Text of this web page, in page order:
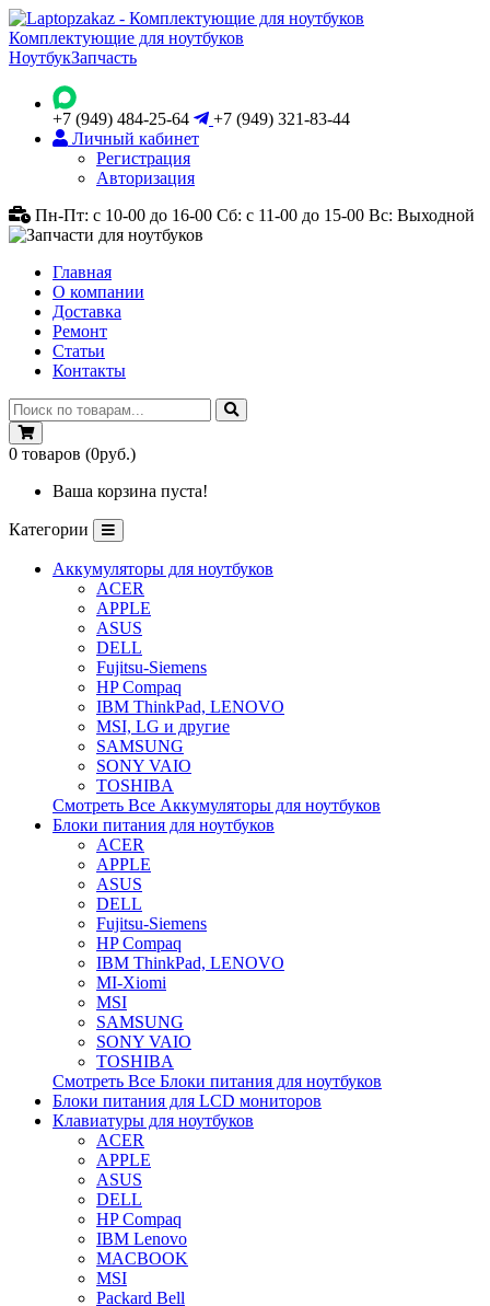
Комплектующие для ноутбуков
НоутбукЗапчасть
+7 (949) 484-25-64
+7 (949) 321-83-44
Личный кабинет
Регистрация
Авторизация
Пн-Пт: с 10-00 до 16-00 Сб: с 11-00 до 15-00 Вс: Выходной
Главная
О компании
Доставка
Ремонт
Статьи
Контакты
0 товаров (0руб.)
Ваша корзина пуста!
Категории
Аккумуляторы для ноутбуков
ACER
APPLE
ASUS
DELL
Fujitsu-Siemens
HP Compaq
IBM ThinkPad, LENOVO
MSI, LG и другие
SAMSUNG
SONY VAIO
TOSHIBA
Смотреть Все Аккумуляторы для ноутбуков
Блоки питания для ноутбуков
ACER
APPLE
ASUS
DELL
Fujitsu-Siemens
HP Compaq
IBM ThinkPad, LENOVO
MI-Xiomi
MSI
SAMSUNG
SONY VAIO
TOSHIBA
Смотреть Все Блоки питания для ноутбуков
Блоки питания для LCD мониторов
Клавиатуры для ноутбуков
ACER
APPLE
ASUS
DELL
HP Compaq
IBM Lenovo
MACBOOK
MSI
Packard Bell